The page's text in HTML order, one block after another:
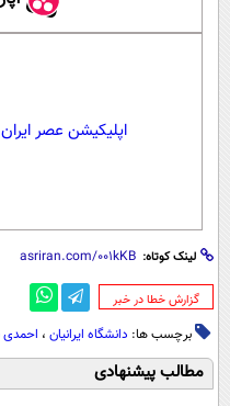
اپلیکیشن عصر ایران
لینک کوتاه:
‌گزارش خطا در خبر
برچسب ها: دانشگاه ایرانیان ، احمدی
مطالب پیشنهادی